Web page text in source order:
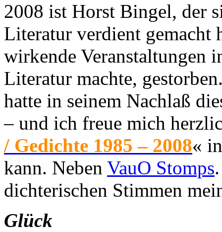
2008 ist Horst Bingel, der
Literatur verdient gemacht
wirkende Veranstaltungen
Literatur machte,
hatte in seinem Nachlaß
– und ich freue mich
/ Gedichte 1985 – 2008«
kann. Neben VauO Stomps
dichterischen Stimmen
Glück